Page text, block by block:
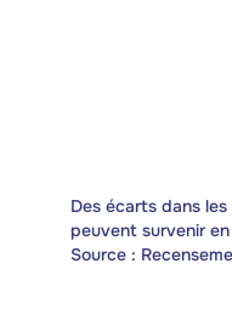
Des écarts dans
peuvent survenir
Source :